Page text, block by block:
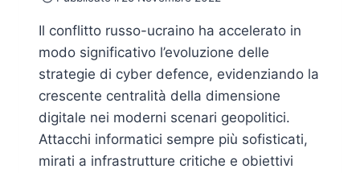
Il conflitto russo-ucraino ha accelerato in
modo significativo l’evoluzione delle
strategie di cyber defence, evidenziando la
crescente centralità della dimensione
digitale nei moderni scenari geopolitici.
Attacchi informatici sempre più sofisticati,
mirati a infrastrutture critiche e obiettivi